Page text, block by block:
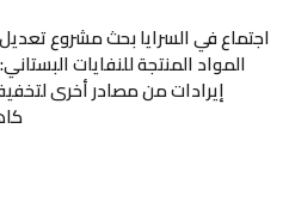
اجتماع في السرايا بحث مشروع
المواد المنتجة للنفايات
إيرادات من مصادر أخرى